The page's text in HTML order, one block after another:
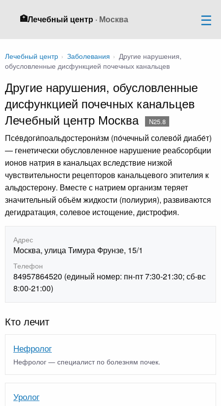
🏥Лечебный центр · Москва
Лечебный центр › Заболевания › Другие нарушения,
обусловленные дисфункцией почечных канальцев
Другие нарушения, обусловленные
дисфункцией почечных канальцев
Лечебный центр Москва
N25.8
Псе́вдоги́поальдостерони́зм (по́чечный солево́й диабе́т)
— генетически обусловленное нарушение реабсорбции
ионов натрия в канальцах вследствие низкой
чувствительности рецепторов канальцевого эпителия к
альдостерону. Вместе с натрием организм теряет
значительный объём жидкости (полиурия), развиваются
дегидратация, солевое истощение, дистрофия.
Адрес
Москва, улица Тимура Фрунзе, 15/1
Телефон
84957864520 (единый номер: пн-пт 7:30-21:30; сб-вс
8:00-21:00)
Кто лечит
Нефролог
Нефролог — специалист по болезням почек.
Уролог